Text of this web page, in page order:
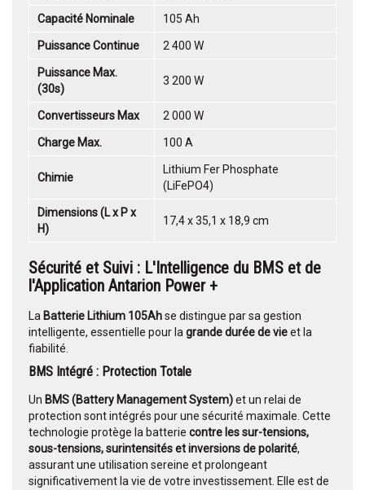
Capacité Nominale 105 Ah
Puissance Continue 2 400 W
Puissance Max.
(30s)
3 200 W
Convertisseurs Max 2 000 W
Charge Max. 100 A
Chimie
Lithium Fer Phosphate
(LiFePO4)
Dimensions (L x P x
H)
17,4 x 35,1 x 18,9 cm
Sécurité et Suivi : L'Intelligence du BMS et de
l'Application Antarion Power +
La Batterie Lithium 105Ahse distingue par sa gestion
intelligente, essentielle pour la grande durée de vieet la
fiabilité.
BMS Intégré : Protection Totale
Un BMS (Battery Management System)et un relai de
protection sont intégrés pour une sécurité maximale. Cette
technologie protège la batterie contre les sur-tensions,
sous-tensions, surintensités et inversions de polarité,
assurant une utilisation sereine et prolongeant
significativement la vie de votre investissement. Elle est de